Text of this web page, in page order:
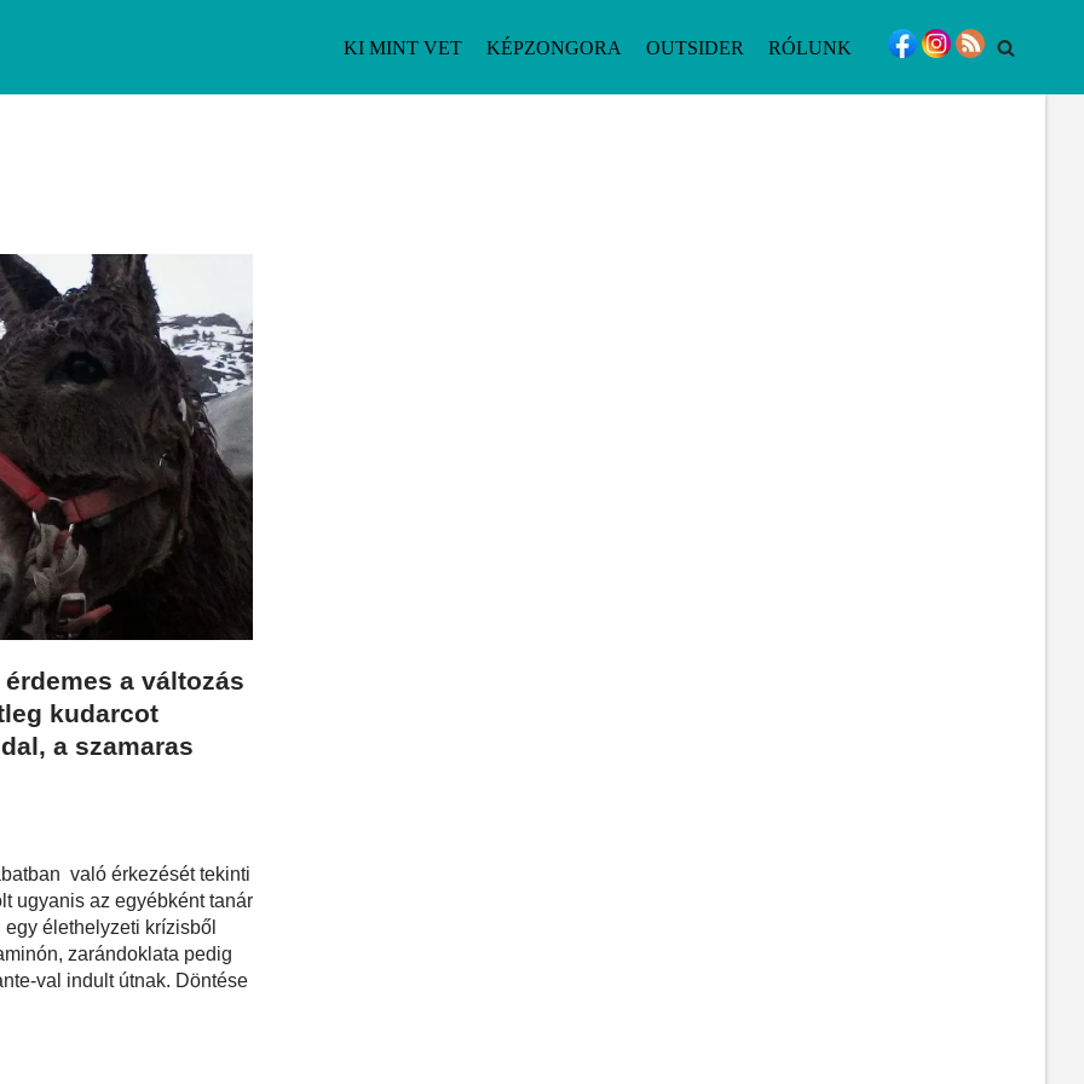
KI MINT VET KÉPZONGORA OUTSIDER RÓLUNK
a változás
kudarcot
a szamaras
való érkezését tekinti
ugyanis az egyébként tanár
élethelyzeti krízisből
zarándoklata pedig
val indult útnak. Döntése